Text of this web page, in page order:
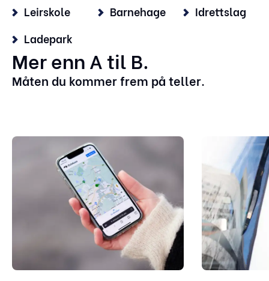
Leirskole
Barnehage
Idrettslag
Ladepark
Mer enn A til B.
Måten du kommer frem på teller.